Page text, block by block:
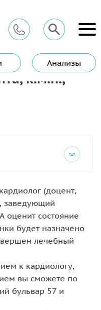
Анализы
доцента, к.м.н.,
к.м.н.,
(доцент,
заведующий
состояние
будет назначено
лечебный
к кардиологу,
вы сможете по
бульвар 57 и